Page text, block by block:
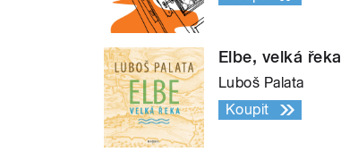
Elbe, velká řeka
Luboš Palata
Koupit